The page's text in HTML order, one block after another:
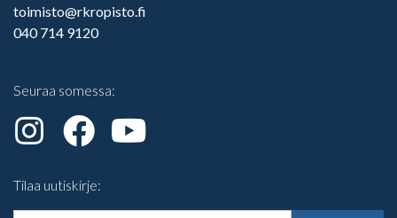
toimisto@rkropisto.fi
040 714 9120
Seuraa somessa:
Tilaa uutiskirje: